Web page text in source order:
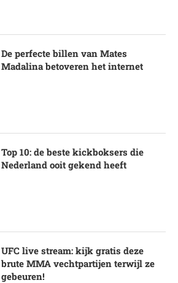
De perfecte billen van Mates
Madalina betoveren het internet
Top 10: de beste kickboksers die
Nederland ooit gekend heeft
UFC live stream: kijk gratis deze
brute MMA vechtpartijen terwijl ze
gebeuren!